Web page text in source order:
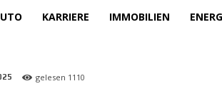
KARRIERE IMMOBILIEN
gelesen 1110